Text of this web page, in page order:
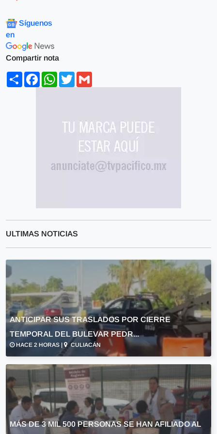
Síguenos
en
Compartir nota
ShareFacebookWhatsApp
Twitter
ULTIMAS NOTICIAS
ANTICIPAR SUS TRASLADOS POR CIERRE
TEMPORAL DEL BULEVAR PEDR...
HACE 2 HORAS | CULIACÁN
MÁS DE 3 MIL 500 PERSONAS SE HAN AFILIADO AL